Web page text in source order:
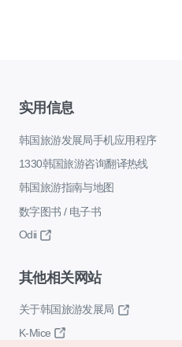
实用信息
韩国旅游发展局手机应用程序
1330韩国旅游咨询翻译热线
韩国旅游指南与地图
数字图书 / 电子书
Odii
其他相关网站
关于韩国旅游发展局
K-Mice